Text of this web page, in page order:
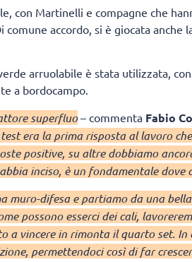
con Martinelli e compagne che
comune accordo, si è giocata anche
arruolabile è stata utilizzata,
a bordocampo.
superfluo– commenta Fabio
era la prima risposta al lavoro
positive, su altre dobbiamo
inciso, è un fondamentale dove
muro-difesa e partiamo da una
possono esserci dei cali,
a vincere in rimonta il quarto set.
permettendoci così di far